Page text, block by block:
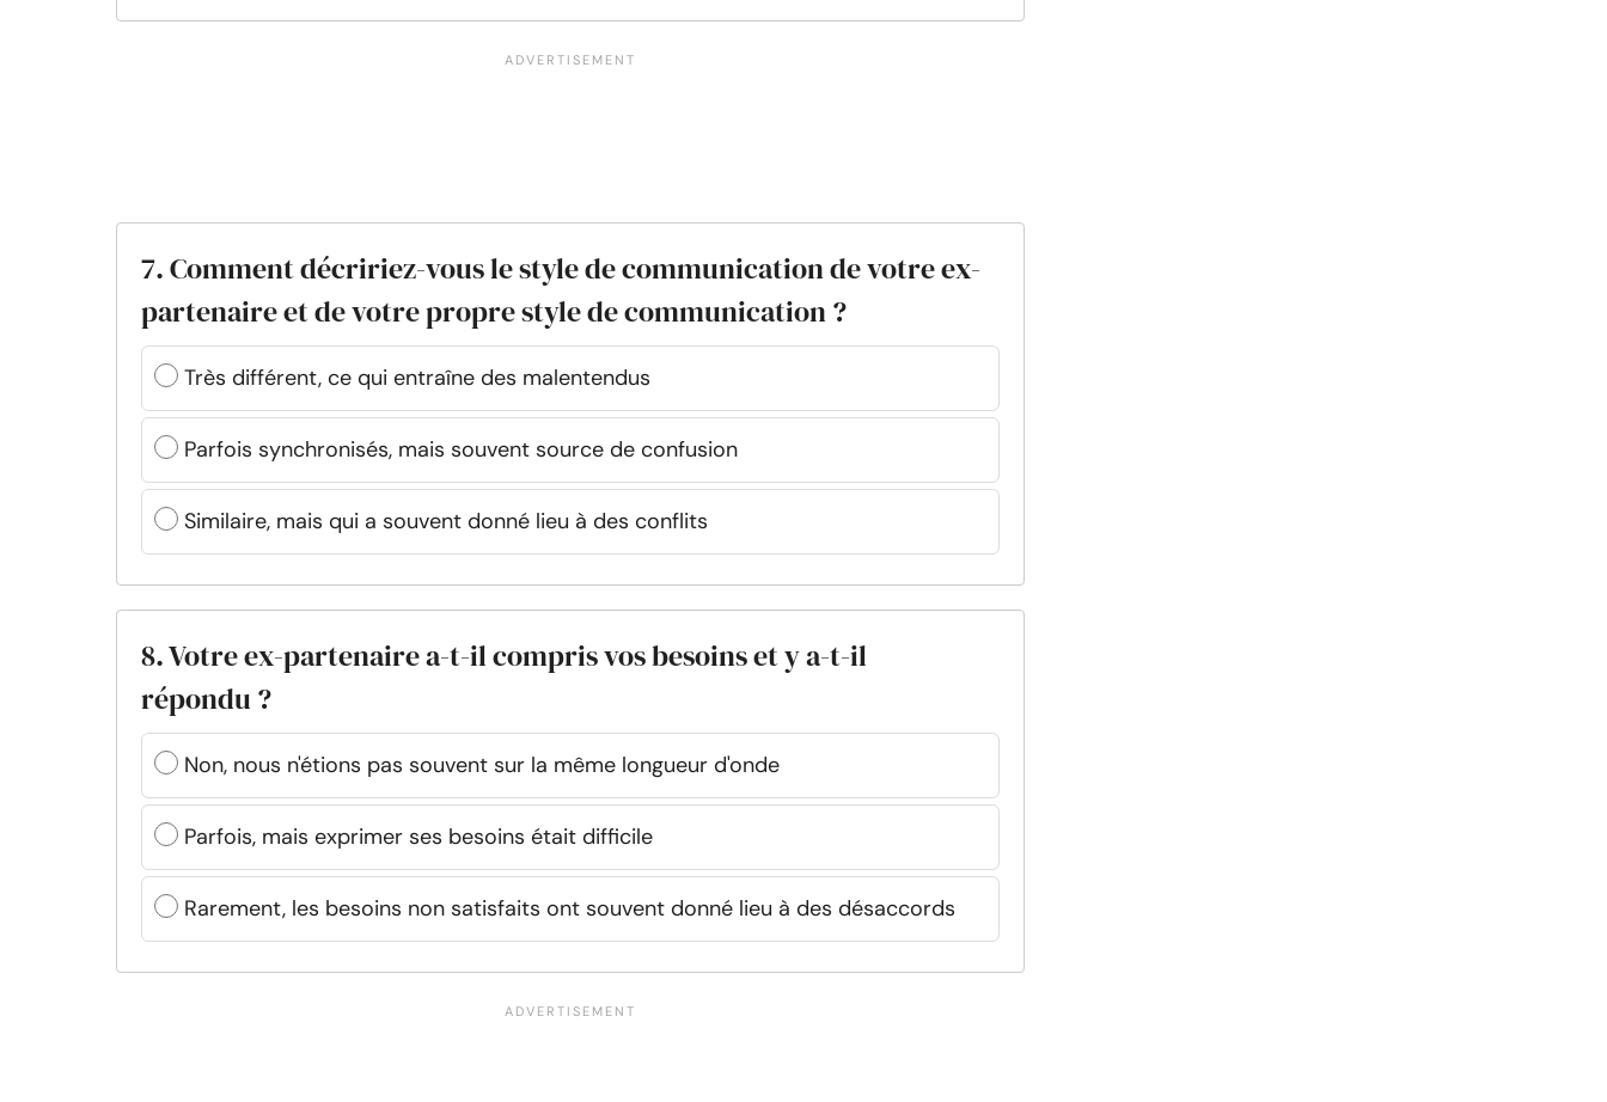
7. Comment décririez-vous le style de communication de votre ex-
partenaire et de votre propre style de communication ?
Très différent, ce qui entraîne des malentendus
Parfois synchronisés, mais souvent source de confusion
Similaire, mais qui a souvent donné lieu à des conflits
8. Votre ex-partenaire a-t-il compris vos besoins et y a-t-il
répondu ?
Non, nous n'étions pas souvent sur la même longueur d'onde
Parfois, mais exprimer ses besoins était difficile
Rarement, les besoins non satisfaits ont souvent donné lieu à des désaccords